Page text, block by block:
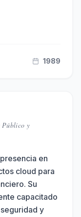
1989
Público y
en
cloud para
Su
capacitado
y